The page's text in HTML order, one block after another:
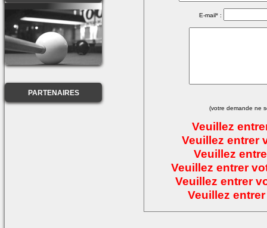
PARTENAIRES
E-mail* :
(votre demande ne
Veuillez
Veuillez entrer
Veuillez
Veuillez entrer
Veuillez entrer
Veuillez